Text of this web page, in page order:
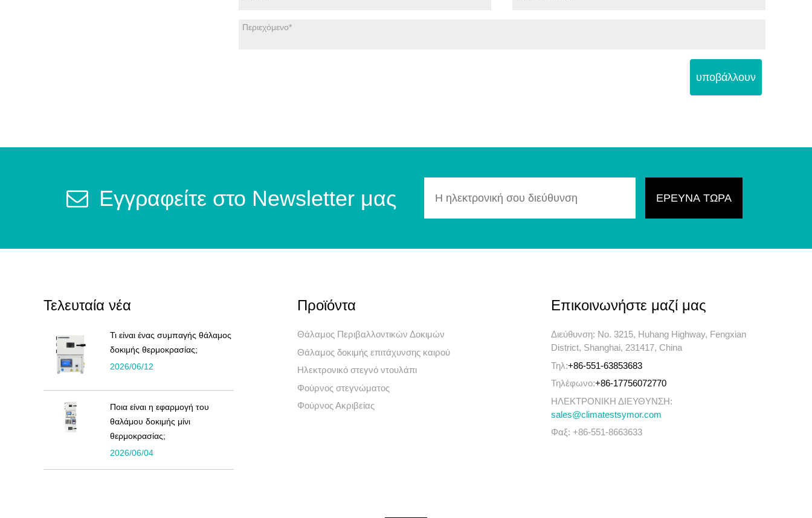
υποβάλλουν
Εγγραφείτε στο Newsletter μας
Τελευταία νέα
Τι είναι ένας συμπαγής θάλαμος
δοκιμής θερμοκρασίας;
2026/06/12
Ποια είναι η εφαρμογή του
θαλάμου δοκιμής μίνι
θερμοκρασίας;
2026/06/04
Προϊόντα
Θάλαμος Περιβαλλοντικών Δοκιμών
Θάλαμος δοκιμής επιτάχυνσης καιρού
Ηλεκτρονικό στεγνό ντουλάπι
Φούρνος στεγνώματος
Φούρνος Ακριβείας
Επικοινωνήστε μαζί μας
Διεύθυνση: No. 3215, Huhang Highway, Fengxian
District, Shanghai, 231417, China
Τηλ:+86-551-63853683
Τηλέφωνο:+86-17756072770
ΗΛΕΚΤΡΟΝΙΚΗ ΔΙΕΥΘΥΝΣΗ:
sales@climatestsymor.com
Φαξ: +86-551-8663633